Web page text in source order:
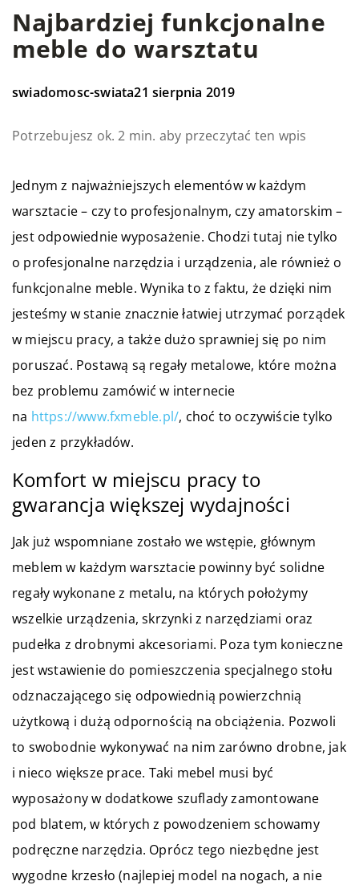
Najbardziej funkcjonalne
meble do warsztatu
swiadomosc-swiata21 sierpnia 2019
Potrzebujesz ok. 2 min. aby przeczytać ten wpis
Jednym z najważniejszych elementów w każdym
warsztacie – czy to profesjonalnym, czy amatorskim –
jest odpowiednie wyposażenie. Chodzi tutaj nie tylko
o profesjonalne narzędzia i urządzenia, ale również o
funkcjonalne meble. Wynika to z faktu, że dzięki nim
jesteśmy w stanie znacznie łatwiej utrzymać porządek
w miejscu pracy, a także dużo sprawniej się po nim
poruszać. Postawą są regały metalowe, które można
bez problemu zamówić w internecie
na https://www.fxmeble.pl/, choć to oczywiście tylko
jeden z przykładów.
Komfort w miejscu pracy to
gwarancja większej wydajności
Jak już wspomniane zostało we wstępie, głównym
meblem w każdym warsztacie powinny być solidne
regały wykonane z metalu, na których położymy
wszelkie urządzenia, skrzynki z narzędziami oraz
pudełka z drobnymi akcesoriami. Poza tym konieczne
jest wstawienie do pomieszczenia specjalnego stołu
odznaczającego się odpowiednią powierzchnią
użytkową i dużą odpornością na obciążenia. Pozwoli
to swobodnie wykonywać na nim zarówno drobne, jak
i nieco większe prace. Taki mebel musi być
wyposażony w dodatkowe szuflady zamontowane
pod blatem, w których z powodzeniem schowamy
podręczne narzędzia. Oprócz tego niezbędne jest
wygodne krzesło (najlepiej model na nogach, a nie